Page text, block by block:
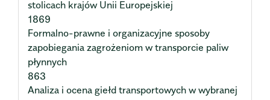
stolicach krajów Unii Europejskiej
1869
Formalno-prawne i organizacyjne sposoby
zapobiegania zagrożeniom w transporcie paliw
płynnych
863
Analiza i ocena giełd transportowych w wybranej